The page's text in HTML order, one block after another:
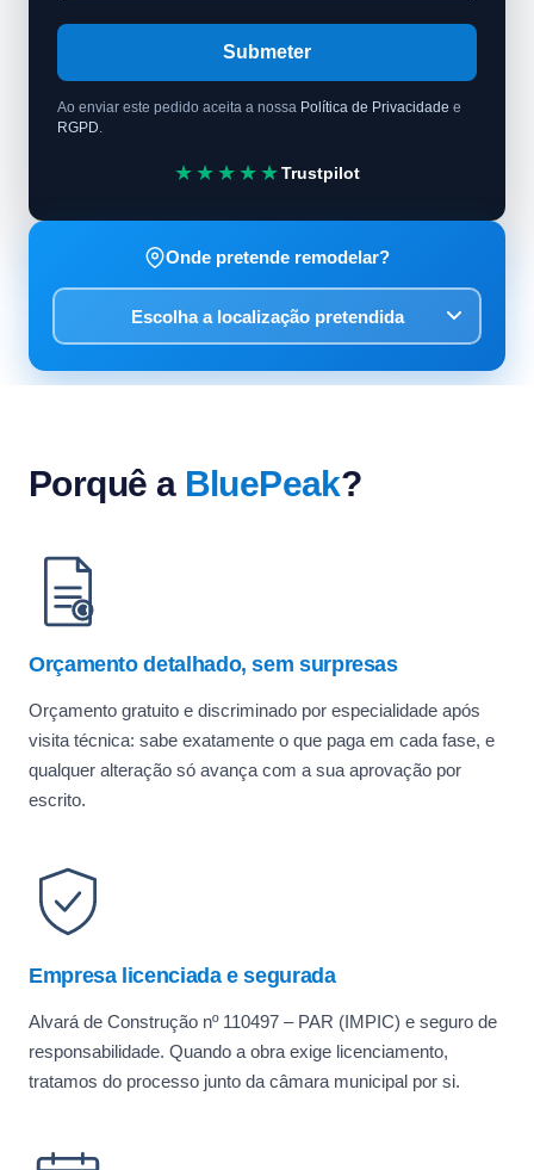
Submeter
Ao enviar este pedido aceita a nossa Política de Privacidade e
RGPD
★★★★★Trustpilot
Onde pretende remodelar?
Porquê a BluePeak?
Orçamento detalhado, sem surpresas
Orçamento gratuito e discriminado por especialidade após
visita técnica: sabe exatamente o que paga em cada fase, e
qualquer alteração só avança com a sua aprovação por
escrito.
Empresa licenciada e segurada
Alvará de Construção nº 110497 – PAR (IMPIC) e seguro de
responsabilidade. Quando a obra exige licenciamento,
tratamos do processo junto da câmara municipal por si.